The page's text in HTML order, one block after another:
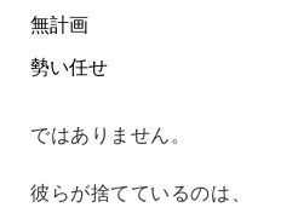
無計画
勢い任せ
ではありません。
彼らが捨てているのは、